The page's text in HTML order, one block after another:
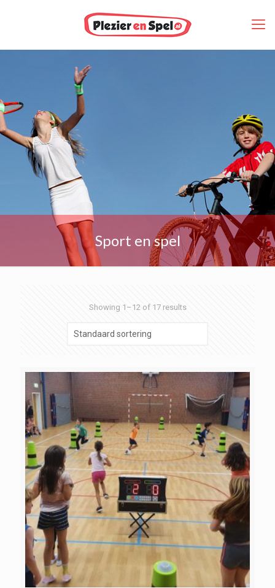
Sport en spel
Showing 1–12 of 17 results